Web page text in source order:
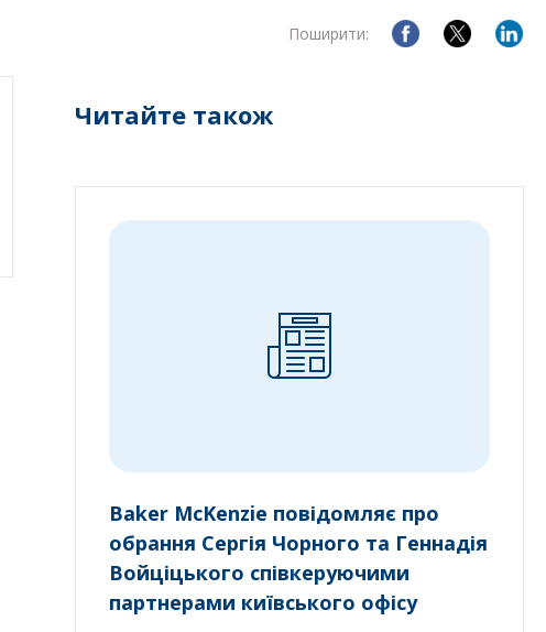
Поширити:
Читайте також
Baker McKenzie повідомляє про
обрання Сергія Чорного та Геннадія
Войціцького співкеруючими
партнерами київського офісу